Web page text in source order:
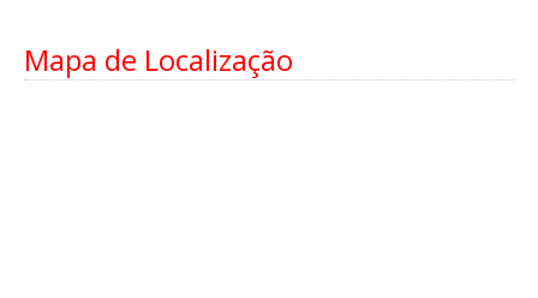
Mapa de Localização